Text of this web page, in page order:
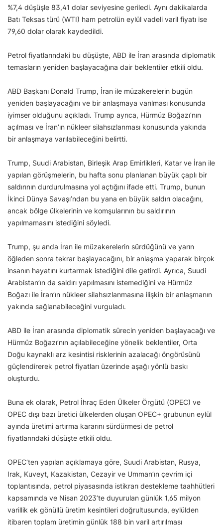
%7,4 düşüşle 83,41 dolar seviyesine geriledi. Aynı dakikalarda
Batı Teksas türü (WTI) ham petrolün eylül vadeli varil fiyatı ise
79,60 dolar olarak kaydedildi.
Petrol fiyatlarındaki bu düşüşte, ABD ile İran arasında diplomatik
temasların yeniden başlayacağına dair beklentiler etkili oldu.
ABD Başkanı Donald Trump, İran ile müzakerelerin bugün
yeniden başlayacağını ve bir anlaşmaya varılması konusunda
iyimser olduğunu açıkladı. Trump ayrıca, Hürmüz Boğazı’nın
açılması ve İran’ın nükleer silahsızlanması konusunda yakında
bir anlaşmaya varılabileceğini belirtti.
Trump, Suudi Arabistan, Birleşik Arap Emirlikleri, Katar ve İran ile
yapılan görüşmelerin, bu hafta sonu planlanan büyük çaplı bir
saldırının durdurulmasına yol açtığını ifade etti. Trump, bunun
İkinci Dünya Savaşı’ndan bu yana en büyük saldırı olacağını,
ancak bölge ülkelerinin ve komşularının bu saldırının
yapılmamasını istediğini söyledi.
Trump, şu anda İran ile müzakerelerin sürdüğünü ve yarın
öğleden sonra tekrar başlayacağını, bir anlaşma yaparak birçok
insanın hayatını kurtarmak istediğini dile getirdi. Ayrıca, Suudi
Arabistan’ın da saldırı yapılmasını istemediğini ve Hürmüz
Boğazı ile İran’ın nükleer silahsızlanmasına ilişkin bir anlaşmanın
yakında sağlanabileceğini vurguladı.
ABD ile İran arasında diplomatik sürecin yeniden başlayacağı ve
Hürmüz Boğazı’nın açılabileceğine yönelik beklentiler, Orta
Doğu kaynaklı arz kesintisi risklerinin azalacağı öngörüsünü
güçlendirerek petrol fiyatları üzerinde aşağı yönlü baskı
oluşturdu.
Buna ek olarak, Petrol İhraç Eden Ülkeler Örgütü (OPEC) ve
OPEC dışı bazı üretici ülkelerden oluşan OPEC+ grubunun eylül
ayında üretimi artırma kararını sürdürmesi de petrol
fiyatlarındaki düşüşte etkili oldu.
OPEC’ten yapılan açıklamaya göre, Suudi Arabistan, Rusya,
Irak, Kuveyt, Kazakistan, Cezayir ve Umman’ın çevrim içi
toplantısında, petrol piyasasında istikrarı destekleme taahhütleri
kapsamında ve Nisan 2023’te duyurulan günlük 1,65 milyon
varillik ek gönüllü üretim kesintileri doğrultusunda, eylülden
itibaren toplam üretimin günlük 188 bin varil artırılması